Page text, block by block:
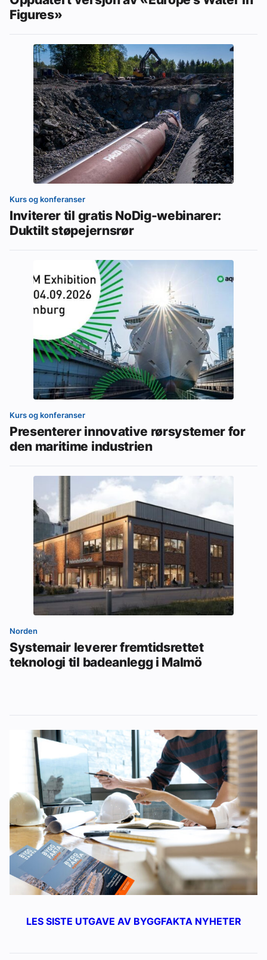
Figures»
Kurs og konferanser
Inviterer til gratis NoDig-webinarer:
Duktilt støpejernsrør
Kurs og konferanser
Presenterer innovative rørsystemer for
den maritime industrien
Norden
Systemair leverer fremtidsrettet
teknologi til badeanlegg i Malmö
LES SISTE UTGAVE AV BYGGFAKTA NYHETER